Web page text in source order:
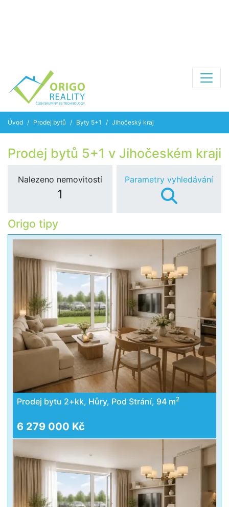
Úvod Prodej bytů Byty 5+1 Jihočeský kraj
Prodej bytů 5+1 v Jihočeském kraji
Nalezeno nemovitostí
1
Parametry vyhledávání
Origo tipy
Prodej bytu 2+kk, Hůry, Pod Strání, 94 m2
6 279 000 Kč